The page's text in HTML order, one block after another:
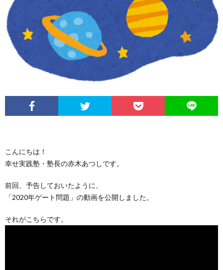
こんにちは！
幸せ実践塾・塾長の赤木あつしです。
前回、予告しておいたように、
「2020年ゲート問題」の動画を公開しました。
それがこちらです。